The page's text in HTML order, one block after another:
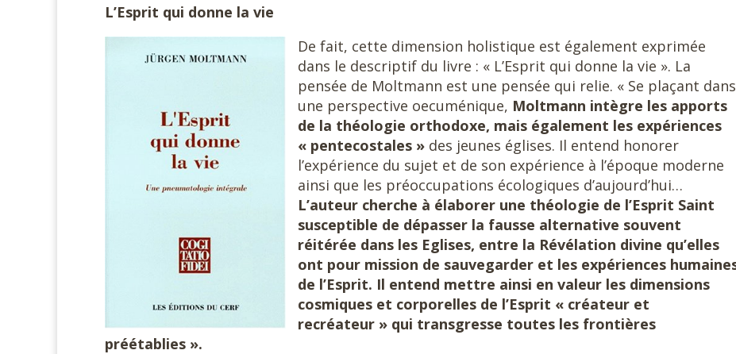
L’Esprit qui donne la vie
De fait, cette dimension holistique est également exprimée
dans le descriptif du livre : « L’Esprit qui donne la vie ». La
pensée de Moltmann est une pensée qui relie. « Se plaçant dans
une perspective oecuménique, Moltmann intègre les apports
de la théologie orthodoxe, mais également les expériences
« pentecostales » des jeunes églises. Il entend honorer
l’expérience du sujet et de son expérience à l’époque moderne
ainsi que les préoccupations écologiques d’aujourd’hui…
L’auteur cherche à élaborer une théologie de l’Esprit Saint
susceptible de dépasser la fausse alternative souvent
réitérée dans les Eglises, entre la Révélation divine qu’elles
ont pour mission de sauvegarder et les expériences
de l’Esprit. Il entend mettre ainsi en valeur les dimensions
cosmiques et corporelles de l’Esprit « créateur et
recréateur » qui transgresse toutes les frontières
préétablies ».